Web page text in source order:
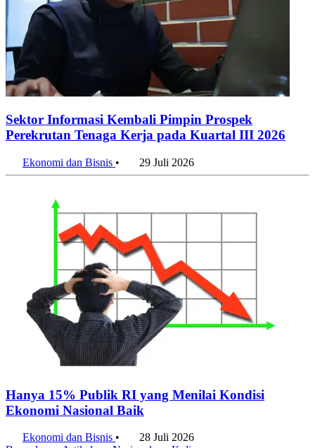
Sektor Informasi Kembali Pimpin Prospek
Perekrutan Tenaga Kerja pada Kuartal III 2026
Ekonomi dan Bisnis • 29 Juli 2026
Hanya 15% Publik RI yang Menilai Kondisi
Ekonomi Nasional Baik
Ekonomi dan Bisnis •
28 Juli 2026